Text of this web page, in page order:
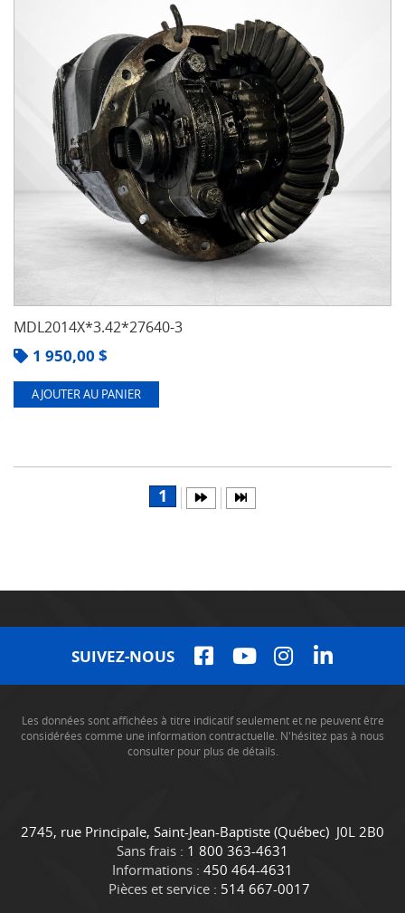
MDL2014X*3.42*27640-3
1 950,00 $
AJOUTER AU PANIER
1
SUIVEZ-NOUS
Les données sont affichées à titre indicatif seulement et ne peuvent être
considérées comme une information contractuelle. N'hésitez pas à nous
consulter pour plus de détails.
C
o
n
t
C
a
m
i
2745, rue Principale, Saint-Jean-Baptiste (Québec) J0L 2B0
Sans frais : 1 800 363-4631
Informations : 450 464-4631
Pièces et service : 514 667-0017